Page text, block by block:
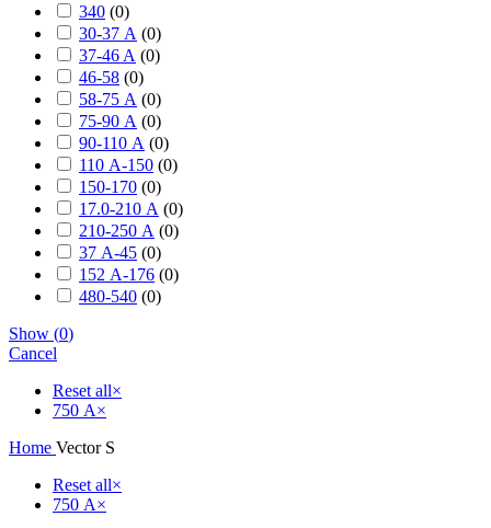
340 (0)
30-37 А (0)
37-46 A (0)
46-58 (0)
58-75 А (0)
75-90 А (0)
90-110 А (0)
110 А-150 (0)
150-170 (0)
17.0-210 А (0)
210-250 А (0)
37 А-45 (0)
152 А-176 (0)
480-540 (0)
Show (0)
Cancel
Reset all×
750 А×
Home Vector S
Reset all×
750 А×